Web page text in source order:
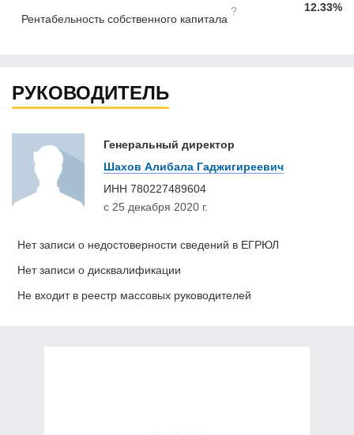
Рентабельность собственного капитала
? 12.33%
РУКОВОДИТЕЛЬ
Генеральный директор
Шахов Алибала Гаджигиреевич
ИНН 780227489604
с 25 декабря 2020 г.
Нет записи о недостоверности сведений в ЕГРЮЛ
Нет записи о дисквалификации
Не входит в реестр массовых руководителей